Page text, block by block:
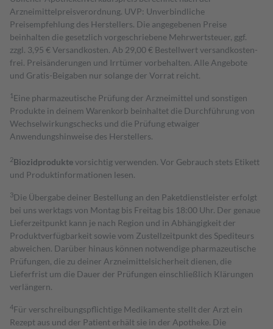
Arzneimittelpreisverordnung. UVP: Unverbindliche
Preisempfehlung des Herstellers. Die angegebenen Preise
beinhalten die gesetzlich vorgeschriebene Mehrwertsteuer, ggf.
zzgl. 3,95 € Versandkosten. Ab 29,00 € Bestell­wert versand­kosten­
frei. Preisänderungen und Irrtümer vorbehalten. Alle Angebote
und Gratis-Beigaben nur solange der Vorrat reicht.
1 Eine pharmazeutische Prüfung der Arzneimittel und sonstigen
Produkte in deinem Warenkorb beinhaltet die Durchführung von
Wechselwirkungschecks und die Prüfung etwaiger
Anwendungshinweise des Herstellers.
2Biozidproduktevorsichtig verwenden. Vor Gebrauch stets Etikett
und Produktinformationen lesen.
3Die Übergabe deiner Bestellung an den Paketdienstleister erfolgt
bei uns werktags von Montag bis Freitag bis 18:00 Uhr. Der genaue
Lieferzeitpunkt kann je nach Region und in Abhängigkeit der
Produktverfügbarkeit sowie vom Zustellzeitpunkt des Spediteurs
abweichen. Darüber hinaus können notwendige pharmazeutische
Prüfungen, die zu deiner Arzneimittelsicherheit dienen, die
Lieferfrist um die Dauer der Prüfungen einschließlich Klärungen
verlängern.
4Für verschreibungspflichtige Medikamente stellt der Arzt ein
Rezept aus und der Patient erhält sie in der Apotheke. Die